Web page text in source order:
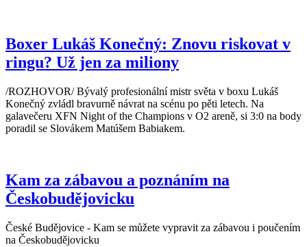
Boxer Lukáš Konečný: Znovu riskovat v
ringu? Už jen za miliony
/ROZHOVOR/ Bývalý profesionální mistr světa v boxu Lukáš
Konečný zvládl bravurně návrat na scénu po pěti letech. Na
galavečeru XFN Night of the Champions v O2 areně, si 3:0 na body
poradil se Slovákem Matúšem Babiakem.
Kam za zábavou a poznáním na
Českobudějovicku
České Budějovice - Kam se můžete vypravit za zábavou i poučením
na Českobudějovicku